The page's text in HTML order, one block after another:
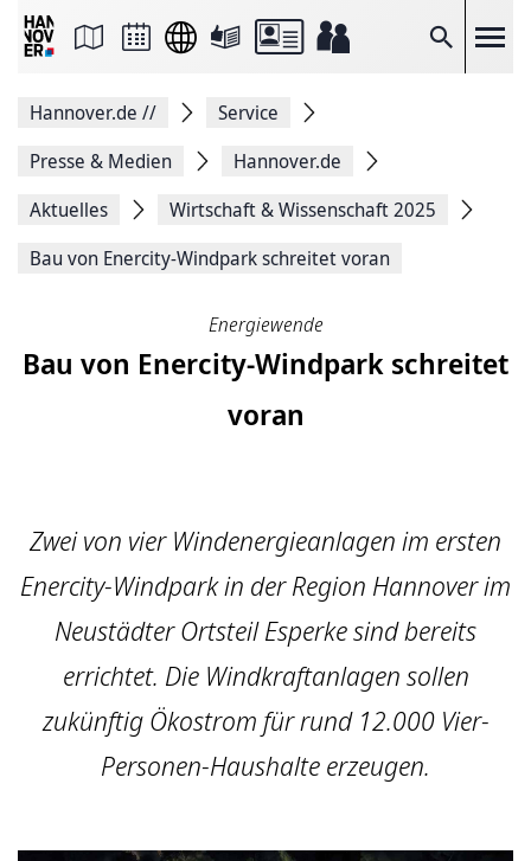
Suche
Seite
Facebook
teilen
Seitenlink
Seite
Hannover.de //
Service
Presse & Medien
Hannover.de
Aktuelles
Wirtschaft & Wissenschaft 2025
Bau von Enercity-Windpark schreitet voran
Energiewende
Bau von Enercity-Windpark schreitet
voran
Zwei von vier Windenergieanlagen im ersten
Enercity-Windpark in der Region Hannover im
Neustädter Ortsteil Esperke sind bereits
errichtet. Die Windkraftanlagen sollen
zukünftig Ökostrom für rund 12.000 Vier-
Personen-Haushalte erzeugen.